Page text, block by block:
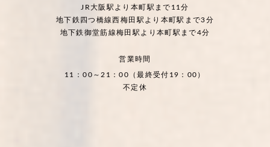
JR大阪駅より本町駅まで11分
地下鉄四つ橋線西梅田駅より本町駅まで3分
地下鉄御堂筋線梅田駅より本町駅まで4分
営業時間
11：00～21：00（最終受付19：00）
不定休